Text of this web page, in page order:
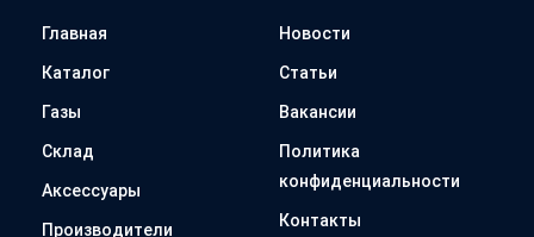
Главная
Каталог
Газы
Склад
Аксессуары
Производители
Новости
Статьи
Вакансии
Политика
конфиденциальности
Контакты